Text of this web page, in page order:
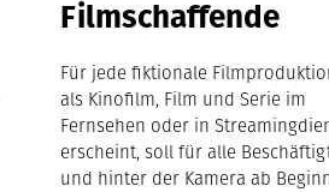
Filmschaffende
Für jede fiktionale
als Kinofilm, Film und Serie im
Fernsehen oder in
erscheint, soll für alle
und hinter der Kamera ab